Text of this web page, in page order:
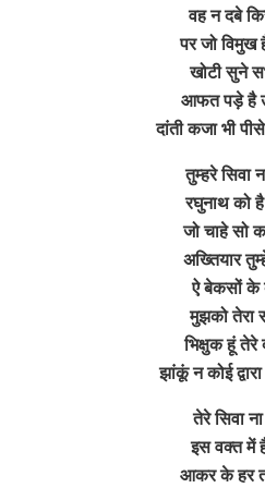
वह न दबे
पर जो विमुख
खोटी सुने
आफत पड़े है
दांती कजा भी
तुम्हरे सिवा
रघुनाथ को है
जो चाहे सो
अख्तियार
ऐ बेकसों के
मुझको तेरा
भिक्षुक हूं तेरे
झांकूं न कोई
तेरे सिवा
इस वक्त में
आकर के हर